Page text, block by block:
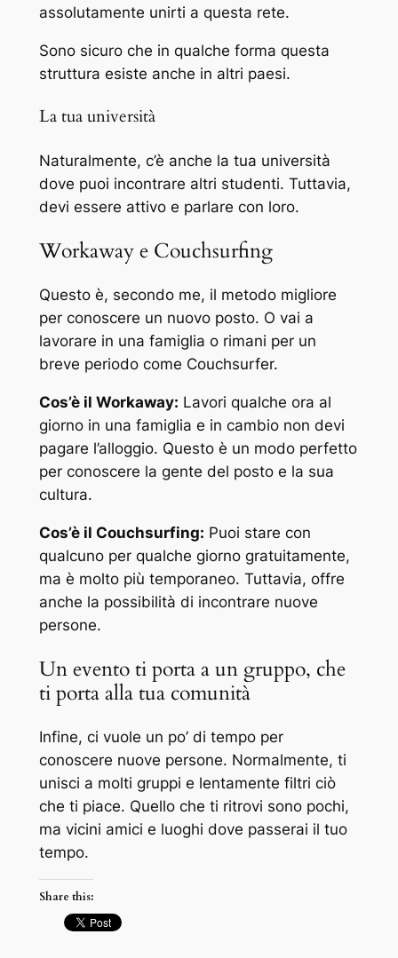
assolutamente unirti a questa rete.
Sono sicuro che in qualche forma questa
struttura esiste anche in altri paesi.
La tua università
Naturalmente, c’è anche la tua università
dove puoi incontrare altri studenti. Tuttavia,
devi essere attivo e parlare con loro.
Workaway e Couchsurfing
Questo è, secondo me, il metodo migliore
per conoscere un nuovo posto. O vai a
lavorare in una famiglia o rimani per un
breve periodo come Couchsurfer.
Cos’è il Workaway: Lavori qualche ora al
giorno in una famiglia e in cambio non devi
pagare l’alloggio. Questo è un modo perfetto
per conoscere la gente del posto e la sua
cultura.
Cos’è il Couchsurfing: Puoi stare con
qualcuno per qualche giorno gratuitamente,
ma è molto più temporaneo. Tuttavia, offre
anche la possibilità di incontrare nuove
persone.
Un evento ti porta a un gruppo, che
ti porta alla tua comunità
Infine, ci vuole un po’ di tempo per
conoscere nuove persone. Normalmente, ti
unisci a molti gruppi e lentamente filtri ciò
che ti piace. Quello che ti ritrovi sono pochi,
ma vicini amici e luoghi dove passerai il tuo
tempo.
Share this: